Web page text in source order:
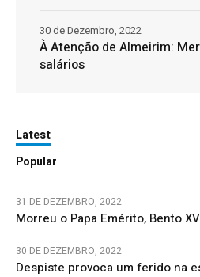
À Atenção de Almeirim:
salários
30 de Dezembro, 2022
Latest
Popular
31 DE DEZEMBRO, 2022
Morreu o Papa Emérito, Bento
30 DE DEZEMBRO, 2022
Despiste provoca um ferido na